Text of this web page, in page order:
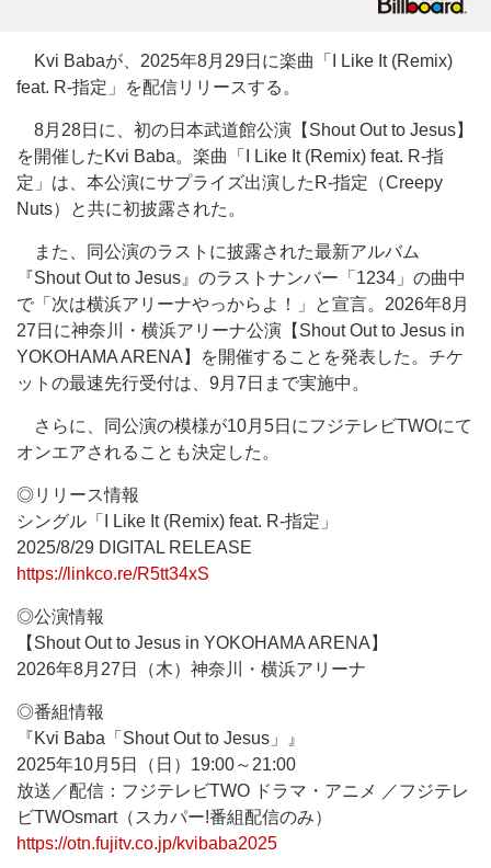
Kvi Babaが、2025年8月29日に楽曲「I Like It (Remix)
feat. R-指定」を配信リリースする。
8月28日に、初の日本武道館公演【Shout Out to Jesus】
を開催したKvi Baba。楽曲「I Like It (Remix) feat. R-指
定」は、本公演にサプライズ出演したR-指定（Creepy
Nuts）と共に初披露された。
また、同公演のラストに披露された最新アルバム
『Shout Out to Jesus』のラストナンバー「1234」の曲中
で「次は横浜アリーナやっからよ！」と宣言。2026年8月
27日に神奈川・横浜アリーナ公演【Shout Out to Jesus in
YOKOHAMA ARENA】を開催することを発表した。チケ
ットの最速先行受付は、9月7日まで実施中。
さらに、同公演の模様が10月5日にフジテレビTWOにて
オンエアされることも決定した。
◎リリース情報
シングル「I Like It (Remix) feat. R-指定」
2025/8/29 DIGITAL RELEASE
https://linkco.re/R5tt34xS
◎公演情報
【Shout Out to Jesus in YOKOHAMA ARENA】
2026年8月27日（木）神奈川・横浜アリーナ
◎番組情報
『Kvi Baba「Shout Out to Jesus」』
2025年10月5日（日）19:00～21:00
放送／配信：フジテレビTWO ドラマ・アニメ ／フジテレ
ビTWOsmart（スカパー!番組配信のみ）
https://otn.fujitv.co.jp/kvibaba2025